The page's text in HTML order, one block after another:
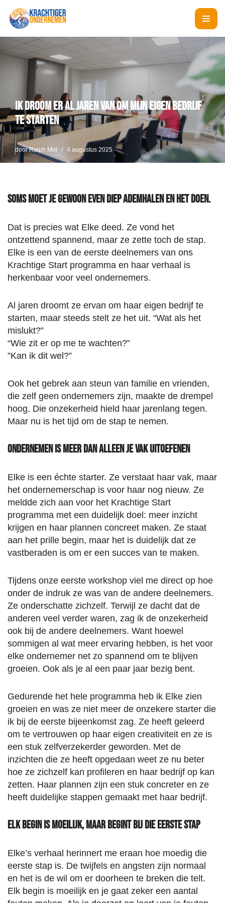
Ga
naar
de
Ik droom er al jaren van om mijn eigen bedrijf
te starten
doorRalph Mol 4 augustus 2025
Soms moet je gewoon even diep ademhalen en het doen.
Dat is precies wat Elke deed. Ze vond het
ontzettend spannend, maar ze zette toch de stap.
Elke is een van de eerste deelnemers van ons
Krachtige Start programma en haar verhaal is
herkenbaar voor veel ondernemers.
Al jaren droomt ze ervan om haar eigen bedrijf te
starten, maar steeds stelt ze het uit. “Wat als het
mislukt?”
“Wie zit er op me te wachten?”
”Kan ik dit wel?”
Ook het gebrek aan steun van familie en vrienden,
die zelf geen ondernemers zijn, maakte de drempel
hoog. Die onzekerheid hield haar jarenlang tegen.
Maar nu is het tijd om de stap te nemen.
Ondernemen is meer dan alleen je vak uitoefenen
Elke is een échte starter. Ze verstaat haar vak, maar
het ondernemerschap is voor haar nog nieuw. Ze
meldde zich aan voor het Krachtige Start
programma met een duidelijk doel: meer inzicht
krijgen en haar plannen concreet maken. Ze staat
aan het prille begin, maar het is duidelijk dat ze
vastberaden is om er een succes van te maken.
Tijdens onze eerste workshop viel me direct op hoe
onder de indruk ze was van de andere deelnemers.
Ze onderschatte zichzelf. Terwijl ze dacht dat de
anderen veel verder waren, zag ik de onzekerheid
ook bij de andere deelnemers. Want hoewel
sommigen al wat meer ervaring hebben, is het voor
elke ondernemer net zo spannend om te blijven
groeien. Ook als je al een paar jaar bezig bent.
Gedurende het hele programma heb ik Elke zien
groeien en was ze niet meer de onzekere starter die
ik bij de eerste bijeenkomst zag. Ze heeft geleerd
om te vertrouwen op haar eigen creativiteit en ze is
een stuk zelfverzekerder geworden. Met de
inzichten die ze heeft opgedaan weet ze nu beter
hoe ze zichzelf kan profileren en haar bedrijf op kan
zetten. Haar plannen zijn een stuk concreter en ze
heeft duidelijke stappen gemaakt met haar bedrijf.
Elk begin is moeilijk, maar begint bij die eerste stap
Elke’s verhaal herinnert me eraan hoe moedig die
eerste stap is. De twijfels en angsten zijn normaal
en het is de wil om er doorheen te breken die telt.
Elk begin is moeilijk en je gaat zeker een aantal